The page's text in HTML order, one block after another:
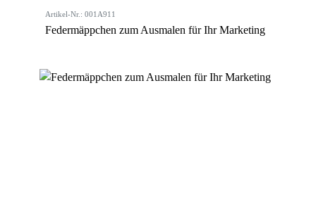
Artikel-Nr.: 001A911
Federmäppchen zum Ausmalen für Ihr Marketing